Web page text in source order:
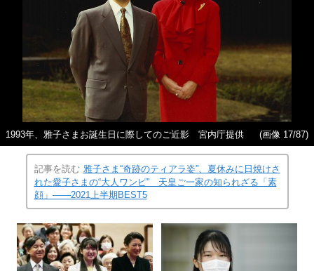
1993年、雅子さまお誕生日に際してのご近影 宮内庁提供 (画像 17/87)
記事を読む 雅子さま“奇跡のティアラ姿”、夏休みに日焼けさ
れた愛子さまの“大人ワンピ” 天皇ご一家の知られざる「素
顔」――2021上半期BEST5